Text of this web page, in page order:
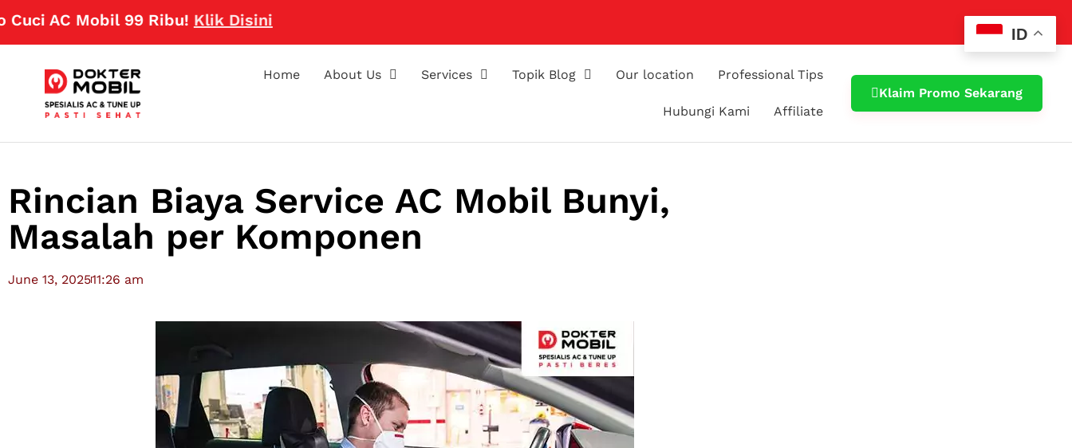
Mobil 99 Ribu!Klik Disini
Home About Us Services Topik Blog Our location Professional Tips
Hubungi Kami Affiliate
Klaim Promo Sekarang
Rincian Biaya Service AC Mobil Bunyi,
Masalah per Komponen
June 13, 202511:26 am
ID